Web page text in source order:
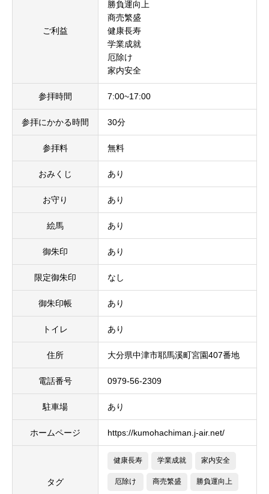
ご利益
勝負運向上
商売繁盛
健康長寿
学業成就
厄除け
家内安全
参拝時間 7:00~17:00
参拝にかかる時間 30分
参拝料 無料
おみくじ あり
お守り あり
絵馬 あり
御朱印 あり
限定御朱印 なし
御朱印帳 あり
トイレ あり
住所 大分県中津市耶馬溪町宮園407番地
電話番号 0979-56-2309
駐車場 あり
ホームページ https://kumohachiman.j-air.net/
タグ
健康長寿 学業成就 家内安全
厄除け 商売繁盛 勝負運向上